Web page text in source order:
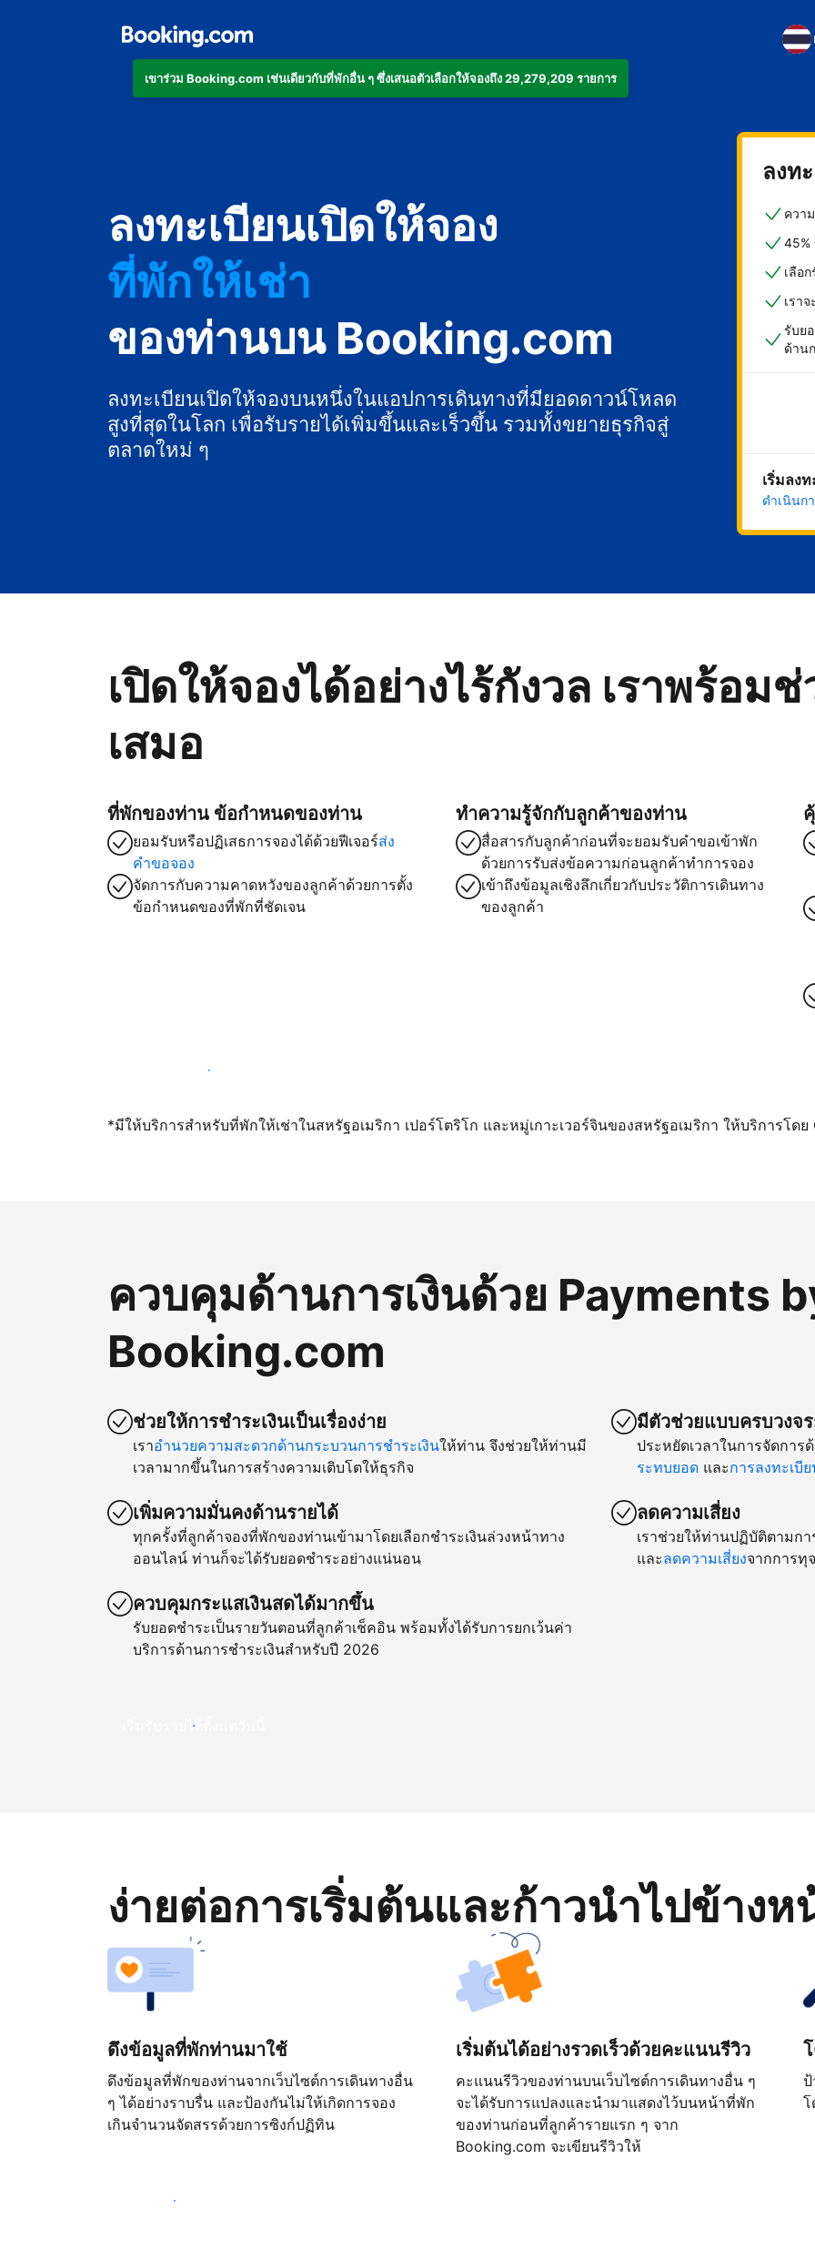
เข้าร่วม Booking.com เช่นเดียวกับที่พักอื่น ๆ ซึ่งเสนอตัวเลือกให้จองถึง 29,279,209 รายการ
ลงทะเบียนเปิดให้จอง
โรงแรม
ที่พักให้เช่า
เกสต์เฮาส์
บีแอนด์บี
ของท่านบน Booking.com
ลงทะเบียนเปิดให้จองบนหนึ่งในแอปการเดินทางที่มียอดดาวน์โหลด
สูงที่สุดในโลก เพื่อรับรายได้เพิ่มขึ้นและเร็วขึ้น รวมทั้งขยายธุรกิจสู่
ตลาดใหม่ ๆ
ลงท
ควา
45%
เลือ
เรา
รับย
ด้าน
เริ่มลง
ดำเนินก
เปิดให้จองได้อย่างไร้กังวล เราพร้อม
เสมอ
ที่พักของท่าน ข้อกำหนดของท่าน
ยอมรับหรือปฏิเสธการจองได้ด้วยฟีเจอร์ส่ง
คำขอจอง
จัดการกับความคาดหวังของลูกค้าด้วยการตั้ง
ข้อกำหนดของที่พักที่ชัดเจน
ทำความรู้จักกับลูกค้าของท่าน
สื่อสารกับลูกค้าก่อนที่จะยอมรับคำขอเข้าพัก
ด้วยการรับส่งข้อความก่อนลูกค้าทำการจอง
เข้าถึงข้อมูลเชิงลึกเกี่ยวกับประวัติการเดินทาง
ของลูกค้า
เปิดให้จองผ่านเราตั้งแต่วันนี้
*มีให้บริการสำหรับที่พักให้เช่าในสหรัฐอเมริกา เปอร์โตริโก และหมู่เกาะเวอร์จินของสหรัฐอเมริกา ให้บริการโดย
ควบคุมด้านการเงินด้วย Payments
Booking.com
ช่วยให้การชำระเงินเป็นเรื่องง่าย
เราอำนวยความสะดวกด้านกระบวนการชำระเงินให้ท่าน จึงช่วยให้ท่านมี
เวลามากขึ้นในการสร้างความเติบโตให้ธุรกิจ
เพิ่มความมั่นคงด้านรายได้
ทุกครั้งที่ลูกค้าจองที่พักของท่านเข้ามาโดยเลือกชำระเงินล่วงหน้าทาง
ออนไลน์ ท่านก็จะได้รับยอดชำระอย่างแน่นอน
ควบคุมกระแสเงินสดได้มากขึ้น
รับยอดชำระเป็นรายวันตอนที่ลูกค้าเช็คอิน พร้อมทั้งได้รับการยกเว้นค่า
บริการด้านการชำระเงินสำหรับปี 2026
มีตัวช่วยแบบครบวงจ
ประหยัดเวลาในการจัดการ
ระทบยอด และการลงทะเบี
ลดความเสี่ยง
เราช่วยให้ท่านปฏิบัติตามก
และลดความเสี่ยงจากการทุ
เริ่มรับรายได้ตั้งแต่วันนี้
ง่ายต่อการเริ่มต้นและก้าวนำไปข้างห
ดึงข้อมูลที่พักท่านมาใช้
ดึงข้อมูลที่พักของท่านจากเว็บไซต์การเดินทางอื่น
ๆ ได้อย่างราบรื่น และป้องกันไม่ให้เกิดการจอง
เกินจำนวนจัดสรรด้วยการซิงก์ปฏิทิน
เริ่มต้นได้อย่างรวดเร็วด้วยคะแนนรีวิว
คะแนนรีวิวของท่านบนเว็บไซต์การเดินทางอื่น ๆ
จะได้รับการแปลงและนำมาแสดงไว้บนหน้าที่พัก
ของท่านก่อนที่ลูกค้ารายแรก ๆ จาก
Booking.com จะเขียนรีวิวให้
โ
เริ่มต้นตั้งแต่วันนี้